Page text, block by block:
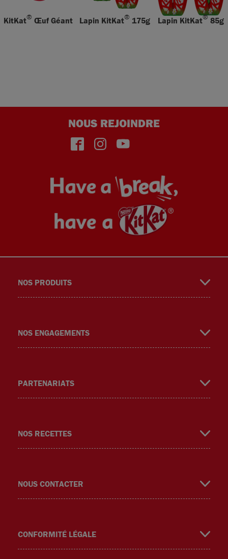
KitKat® Œuf Géant Lapin KitKat® 175g Lapin KitKat® 85g
NOUS REJOINDRE
face
book
insta yout
NOS PRODUITS
NOS ENGAGEMENTS
PARTENARIATS
NOS RECETTES
NOUS CONTACTER
CONFORMITÉ LÉGALE